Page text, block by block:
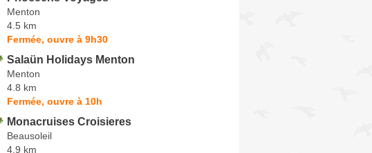
Menton
4.5 km
Fermée, ouvre à 9h30
Salaün Holidays Menton
Menton
4.8 km
Fermée, ouvre à 10h
Monacruises Croisieres
Beausoleil
4.9 km